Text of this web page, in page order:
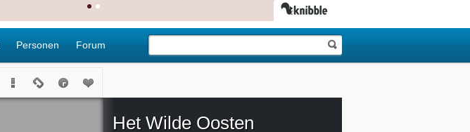
Personen Forum
Het Wilde Oosten